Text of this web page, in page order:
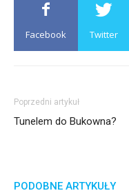
Facebook Twitter
Poprzedni artykuł
Tunelem do Bukowna?
PODOBNE ARTYKUŁY